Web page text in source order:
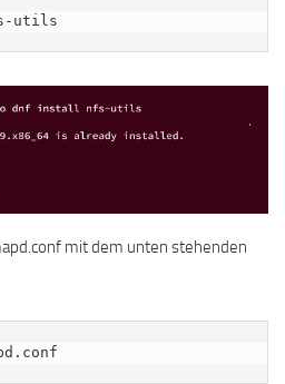
utils
mit dem unten stehenden